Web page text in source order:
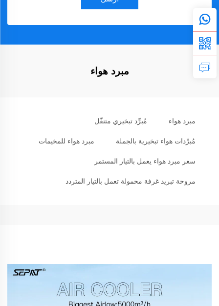
مبرد هواء
مبرد هواء مُبرِّد تبخيري متنقّل
مُبرِّدات هواء تبخيرية بالجملة مبرد هواء للمخيمات
سعر مبرد هواء يعمل بالتيار المستمر
مروحة تبريد غرفة محمولة تعمل بالتيار المتردد